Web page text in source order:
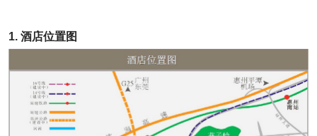
1. 酒店位置图